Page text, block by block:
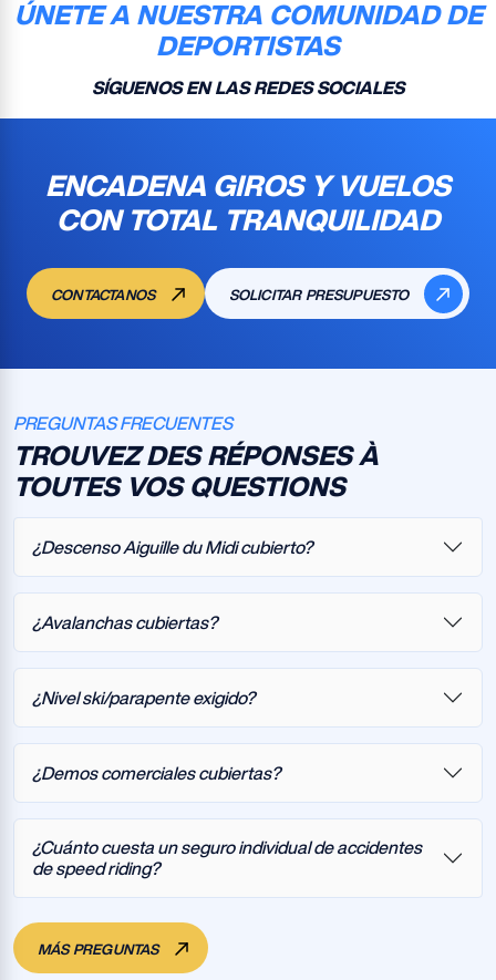
ÚNETE A NUESTRA COMUNIDAD DE
DEPORTISTAS
SÍGUENOS EN LAS REDES SOCIALES
ENCADENA GIROS Y VUELOS
CON TOTAL TRANQUILIDAD
CONTACTANOS SOLICITAR PRESUPUESTO
PREGUNTAS FRECUENTES
TROUVEZ DES RÉPONSES À
TOUTES VOS QUESTIONS
¿Descenso Aiguille du Midi cubierto?
¿Avalanchas cubiertas?
¿Nivel ski/parapente exigido?
¿Demos comerciales cubiertas?
¿Cuánto cuesta un seguro individual de accidentes
de speed riding?
MÁS PREGUNTAS